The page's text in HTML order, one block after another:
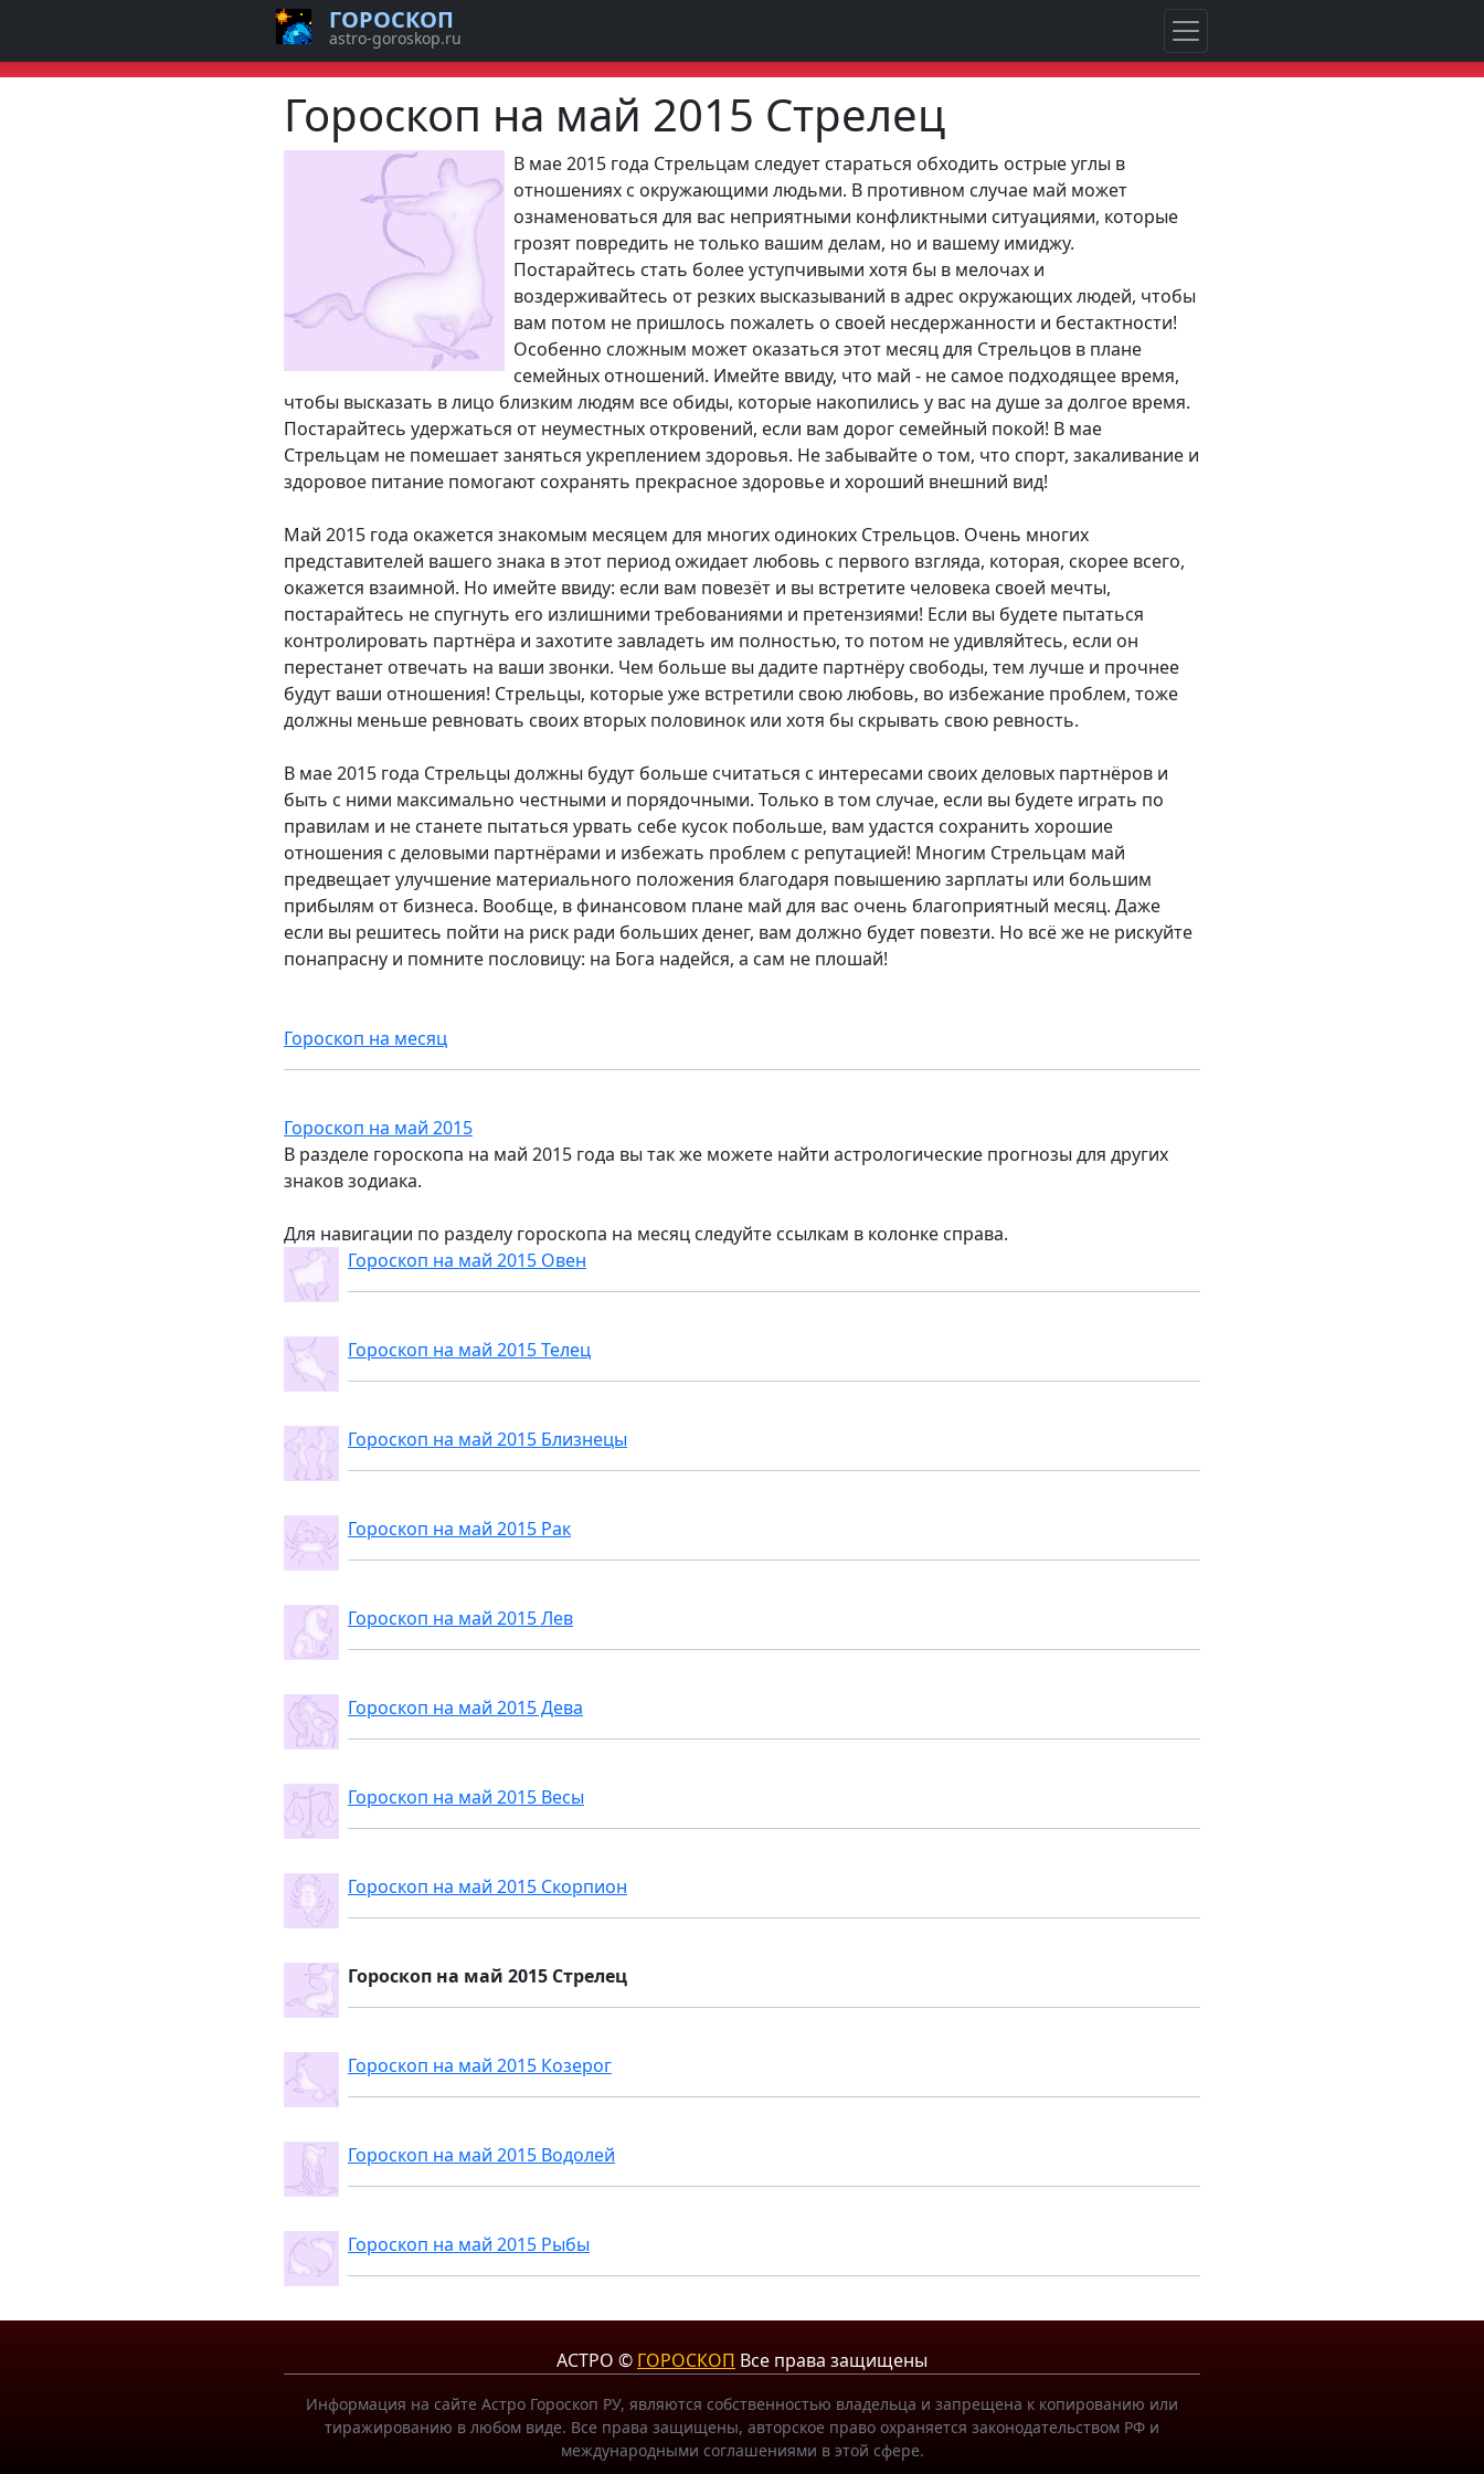
Гороскоп на май 2015 Стрелец
В мае 2015 года Стрельцам следует стараться обходить острые углы в
отношениях с окружающими людьми. В противном случае май может
ознаменоваться для вас неприятными конфликтными ситуациями, которые
грозят повредить не только вашим делам, но и вашему имиджу.
Постарайтесь стать более уступчивыми хотя бы в мелочах и
воздерживайтесь от резких высказываний в адрес окружающих людей, чтобы
вам потом не пришлось пожалеть о своей несдержанности и бестактности!
Особенно сложным может оказаться этот месяц для Стрельцов в плане
семейных отношений. Имейте ввиду, что май - не самое подходящее время,
чтобы высказать в лицо близким людям все обиды, которые накопились у вас на душе за долгое время.
Постарайтесь удержаться от неуместных откровений, если вам дорог семейный покой! В мае
Стрельцам не помешает заняться укреплением здоровья. Не забывайте о том, что спорт, закаливание и
здоровое питание помогают сохранять прекрасное здоровье и хороший внешний вид!
Май 2015 года окажется знакомым месяцем для многих одиноких Стрельцов. Очень многих
представителей вашего знака в этот период ожидает любовь с первого взгляда, которая, скорее всего,
окажется взаимной. Но имейте ввиду: если вам повезёт и вы встретите человека своей мечты,
постарайтесь не спугнуть его излишними требованиями и претензиями! Если вы будете пытаться
контролировать партнёра и захотите завладеть им полностью, то потом не удивляйтесь, если он
перестанет отвечать на ваши звонки. Чем больше вы дадите партнёру свободы, тем лучше и прочнее
будут ваши отношения! Стрельцы, которые уже встретили свою любовь, во избежание проблем, тоже
должны меньше ревновать своих вторых половинок или хотя бы скрывать свою ревность.
В мае 2015 года Стрельцы должны будут больше считаться с интересами своих деловых партнёров и
быть с ними максимально честными и порядочными. Только в том случае, если вы будете играть по
правилам и не станете пытаться урвать себе кусок побольше, вам удастся сохранить хорошие
отношения с деловыми партнёрами и избежать проблем с репутацией! Многим Стрельцам май
предвещает улучшение материального положения благодаря повышению зарплаты или большим
прибылям от бизнеса. Вообще, в финансовом плане май для вас очень благоприятный месяц. Даже
если вы решитесь пойти на риск ради больших денег, вам должно будет повезти. Но всё же не рискуйте
понапрасну и помните пословицу: на Бога надейся, а сам не плошай!
Гороскоп на месяц
Гороскоп на май 2015
В разделе гороскопа на май 2015 года вы так же можете найти астрологические прогнозы для других
знаков зодиака.
Для навигации по разделу гороскопа на месяц следуйте ссылкам в колонке справа.
Гороскоп на май 2015 Овен
Гороскоп на май 2015 Телец
Гороскоп на май 2015 Близнецы
Гороскоп на май 2015 Рак
Гороскоп на май 2015 Лев
Гороскоп на май 2015 Дева
Гороскоп на май 2015 Весы
Гороскоп на май 2015 Скорпион
Гороскоп на май 2015 Стрелец
Гороскоп на май 2015 Козерог
Гороскоп на май 2015 Водолей
Гороскоп на май 2015 Рыбы
АСТРО © ГОРОСКОП Все права защищены
Информация на сайте Астро Гороскоп РУ, являются собственностью владельца и запрещена к копированию или
тиражированию в любом виде. Все права защищены, авторское право охраняется законодательством РФ и
международными соглашениями в этой сфере.
ГОРОСКОП
astro-goroskop.ru